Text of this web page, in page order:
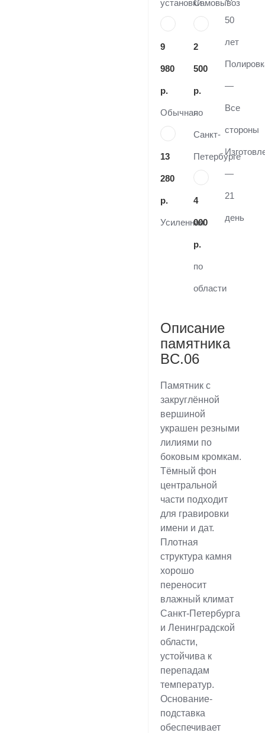
установки
9
980
р.
Обычная
13
280
р.
Усиленная
Самовывоз
2
500
р.
по
Санкт-
Петербурге
4
000
р.
по
области
50
лет
—
Все
стороны
—
21
день
Описание
памятника
BC.06
Памятник с
закруглённой
вершиной
украшен резными
лилиями по
боковым кромкам.
Тёмный фон
центральной
части подходит
для гравировки
имени и дат.
Плотная
структура камня
хорошо
переносит
влажный климат
Санкт-Петербурга
и Ленинградской
области,
устойчива к
перепадам
температур.
Основание-
подставка
обеспечивает